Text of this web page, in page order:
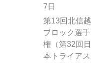
7日
第13回北信越
ブロック選手
権（第32回日
本トライアス